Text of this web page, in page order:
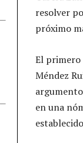
resolver
próximo
El primero
Méndez
en una